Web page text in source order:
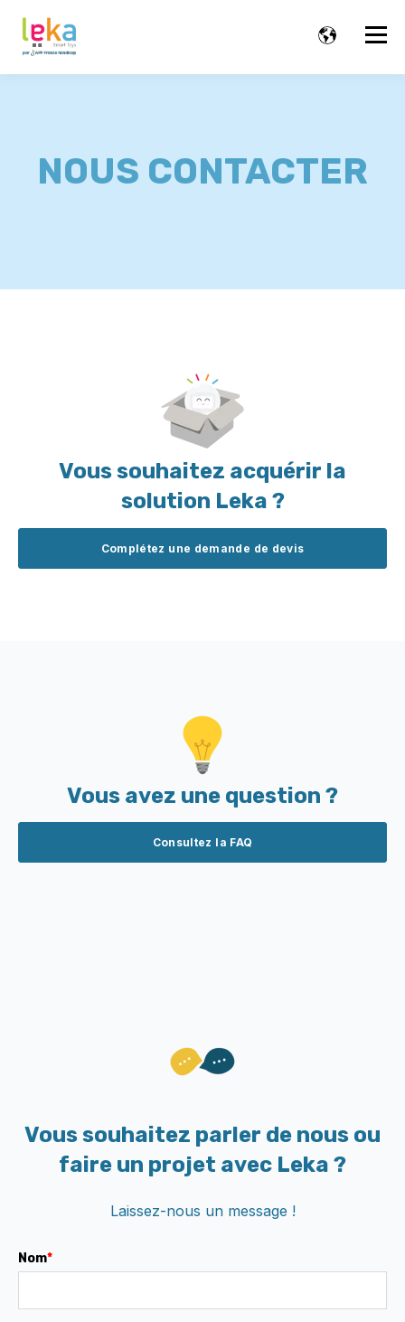
NOUS CONTACTER
Vous souhaitez acquérir la
solution Leka ?
Complétez une demande de devis
Vous avez une question ?
Consultez la FAQ
Vous souhaitez parler de nous ou
faire un projet avec Leka ?
Laissez-nous un message !
Nom*